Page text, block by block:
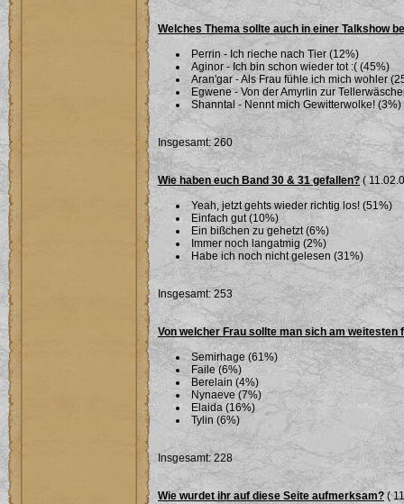
Welches Thema sollte auch in einer Talkshow
Perrin - Ich rieche nach Tier (12%)
Aginor - Ich bin schon wieder tot :( (45%)
Aran'gar - Als Frau fühle ich mich wohler
Egwene - Von der Amyrlin zur
Shanntal - Nennt mich Gewitterwolke! (3%)
Insgesamt: 260
Wie haben euch Band 30 & 31 gefallen?(
Yeah, jetzt gehts wieder richtig los! (51%)
Einfach gut (10%)
Ein bißchen zu gehetzt (6%)
Immer noch langatmig (2%)
Habe ich noch nicht gelesen (31%)
Insgesamt: 253
Von welcher Frau sollte man sich am weitesten
Semirhage (61%)
Faile (6%)
Berelain (4%)
Nynaeve (7%)
Elaida (16%)
Tylin (6%)
Insgesamt: 228
Wie wurdet ihr auf diese Seite aufmerksam? (